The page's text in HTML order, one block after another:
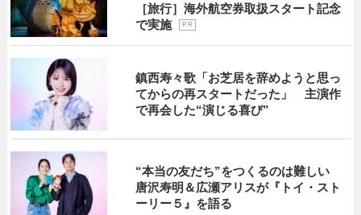
［旅行］海外航空券取扱スタート記念
で実施
P R
鎮西寿々歌「お芝居を辞めようと思っ
てからの再スタートだった」 主演作
で再会した“演じる喜び”
“本当の友だち”をつくるのは難しい
唐沢寿明＆広瀬アリスが『トイ・スト
ーリー５』を語る